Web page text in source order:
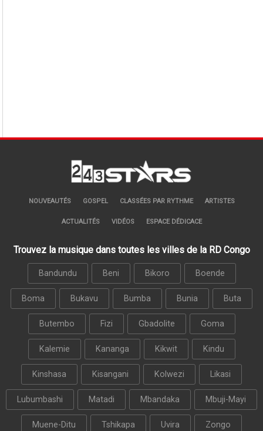
NOUVEAUTÉS GOSPEL CLASSÉES PAR RYTHME ARTISTES
ACTUALITÉS VIDÉOS ESPACE DÉDICACE
Trouvez la musique dans toutes les villes de la RD Congo
Bandundu Beni Bikoro Boende
Boma Bukavu Bumba Bunia Buta
Butembo Fizi Gbadolite Goma
Kalemie Kananga Kikwit Kindu
Kinshasa Kisangani Kolwezi Likasi
Lubumbashi Matadi Mbandaka Mbuji-Mayi
Muene-Ditu Tshikapa Uvira Zongo